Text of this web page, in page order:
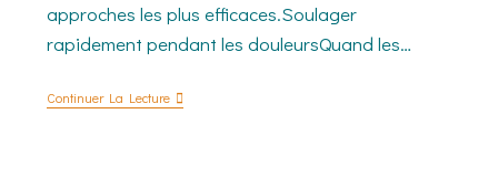
approches les plus efficaces.Soulager
rapidement pendant les douleursQuand les…
Continuer La Lecture